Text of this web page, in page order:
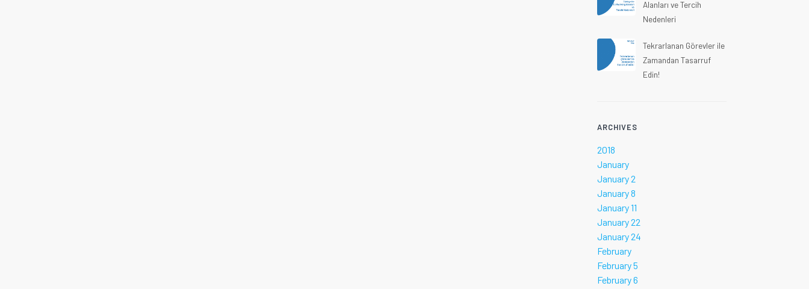
Alanları ve Tercih
Nedenleri
Tekrarlanan Görevler ile
Zamandan Tasarruf
Edin!
ARCHIVES
2018
January
January 2
January 8
January 11
January 22
January 24
February
February 5
February 6